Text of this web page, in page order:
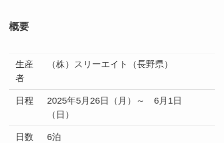
概要
生産
者
（株）スリーエイト（長野県）
日程
2025年5月26日（月）～ 6月1日
（日）
日数 6泊